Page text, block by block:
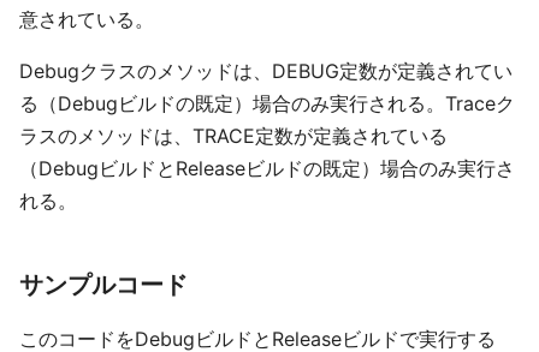
意されている。
Debugクラスのメソッドは、DEBUG定数が定義されてい
る（Debugビルドの既定）場合のみ実行される。Traceク
ラスのメソッドは、TRACE定数が定義されている
（DebugビルドとReleaseビルドの既定）場合のみ実行さ
れる。
サンプルコード
このコードをDebugビルドとReleaseビルドで実行する